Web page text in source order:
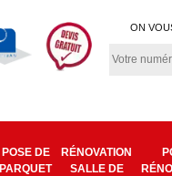
ON
POSE DE
PARQUET
RÉNOVATION
SALLE DE